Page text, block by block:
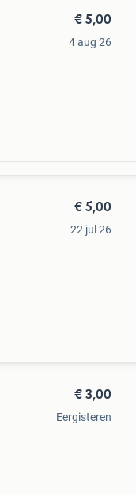
€ 5,00
4 aug 26
€ 5,00
22 jul 26
€ 3,00
Eergisteren